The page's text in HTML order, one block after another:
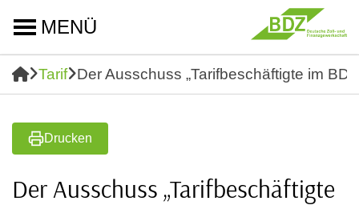
MENÜ
Tarif Der Ausschuss „Tarifbeschäftigte im
Drucken
Der Ausschuss „Tarifbeschäftigte